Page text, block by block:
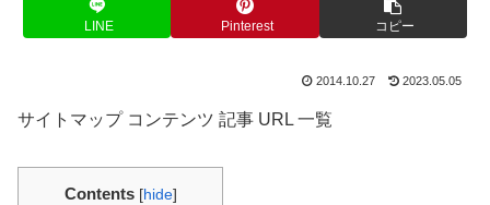
LINE Pinterest コピー
2014.10.27 2023.05.05
サイトマップ コンテンツ 記事 URL 一覧
Contents [hide]